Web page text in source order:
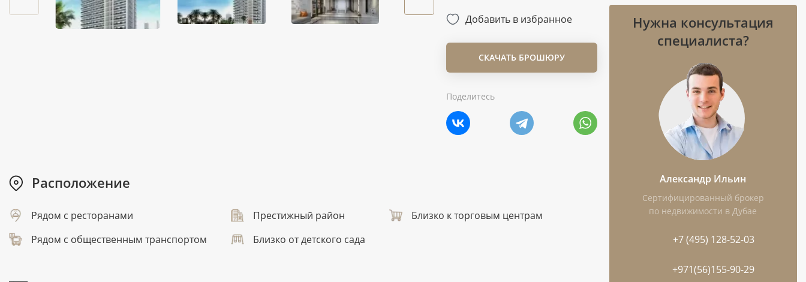
Добавить в избранное
СКАЧАТЬ БРОШЮРУ
Поделитесь
Расположение
Рядом с ресторанами Престижный район
Близко к торговым центрам
Рядом с общественным транспортом
Близко от детского сада
Нужна консультация
специалиста?
Александр Ильин
Сертифицированный брокер
по недвижимости в Дубае
+7 (495) 128-52-03
+971(56)155-90-29